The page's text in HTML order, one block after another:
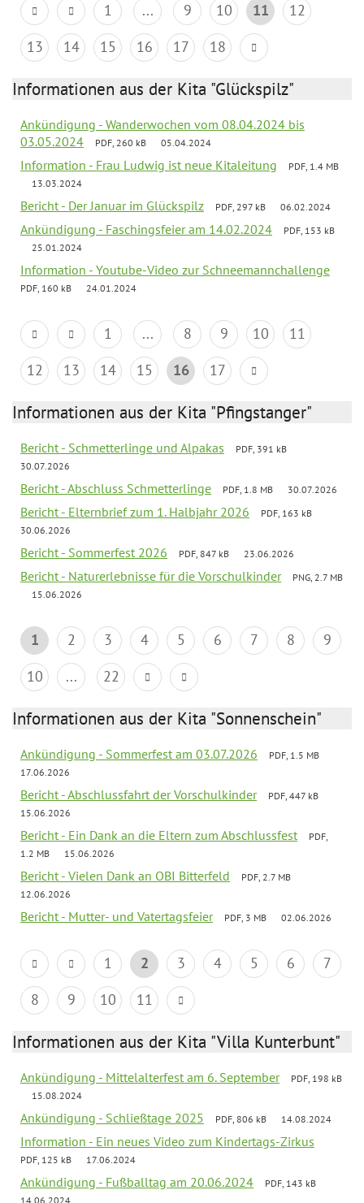
1 ... 9 10 11
12
13
14 15 16 17 18
Informationen aus der Kita "Glückspilz"
Ankündigung - Wanderwochen vom 08.04.2024 bis
03.05.2024
PDF, 260 kB 05.04.2024
Information - Frau Ludwig ist neue Kitaleitung
PDF, 1.4 MB
13.03.2024
Bericht - Der Januar im Glückspilz PDF, 297 kB 06.02.2024
Ankündigung - Faschingsfeier am 14.02.2024
PDF, 153 kB
25.01.2024
Information - Youtube-Video zur Schneemannchallenge
PDF, 160 kB 24.01.2024
1 ... 8 9 10
11
12
13 14 15 16 17
Informationen aus der Kita "Pfingstanger"
Bericht - Schmetterlinge und Alpakas
PDF, 391 kB
30.07.2026
Bericht - Abschluss Schmetterlinge PDF, 1.8 MB 30.07.2026
Bericht - Elternbrief zum 1. Halbjahr 2026
PDF, 163 kB
30.06.2026
Bericht - Sommerfest 2026 PDF, 847 kB 23.06.2026
Bericht - Naturerlebnisse für die Vorschulkinder
PNG, 2.7 MB
15.06.2026
1 2 3 4 5 6 7 8
9
10
... 22
Informationen aus der Kita "Sonnenschein"
Ankündigung - Sommerfest am 03.07.2026
PDF, 1.5 MB
17.06.2026
Bericht - Abschlussfahrt der Vorschulkinder
PDF, 447 kB
15.06.2026
Bericht - Ein Dank an die Eltern zum Abschlussfest
PDF,
1.2 MB
15.06.2026
Bericht - Vielen Dank an OBI Bitterfeld
PDF, 2.7 MB
12.06.2026
Bericht - Mutter- und Vatertagsfeier PDF, 3 MB 02.06.2026
1 2 3 4 5 6
7
8
9 10 11
Informationen aus der Kita "Villa Kunterbunt"
Ankündigung - Mittelalterfest am 6. September
PDF, 198 kB
15.08.2024
Ankündigung - Schließtage 2025 PDF, 806 kB 14.08.2024
Information - Ein neues Video zum Kindertags-Zirkus
PDF, 125 kB 17.06.2024
Ankündigung - Fußballtag am 20.06.2024
PDF, 143 kB
14.06.2024